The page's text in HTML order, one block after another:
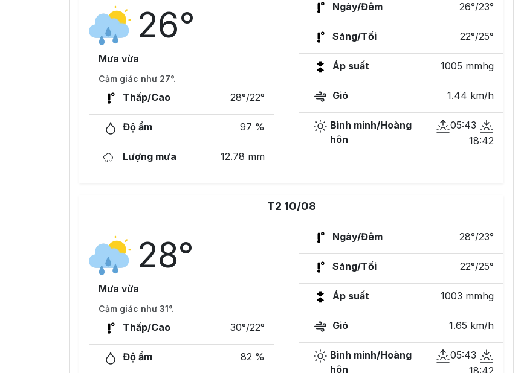
26°
Mưa vừa
Cảm giác như 27°.
Thấp/Cao 28°/22°
Độ ẩm 97 %
Lượng mưa 12.78 mm
Ngày/Đêm 26°/23°
Sáng/Tối 22°/25°
Áp suất 1005 mmhg
Gió 1.44 km/h
Bình minh/Hoàng
hôn
05:43
18:42
T2 10/08
28°
Mưa vừa
Cảm giác như 31°.
Thấp/Cao 30°/22°
Độ ẩm 82 %
Ngày/Đêm 28°/23°
Sáng/Tối 22°/25°
Áp suất 1003 mmhg
Gió 1.65 km/h
Bình minh/Hoàng
hôn
05:43